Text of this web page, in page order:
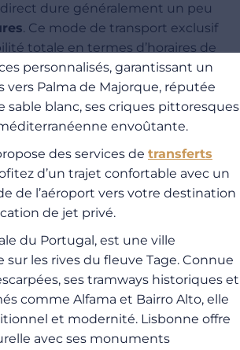
dure généralement un peu
. Ce mode de transport exclusif
totale en termes d’horaires de
personnalisés, garantissant un
vers Palma de Majorque, réputée
sable blanc, ses criques pittoresques
envoûtante.
des services de transferts
d’un trajet confortable avec un
de l’aéroport vers votre destination
de jet privé.
du Portugal, est une ville
les rives du fleuve Tage. Connue
ses tramways historiques et
comme Alfama et Bairro Alto, elle
et modernité. Lisbonne offre
avec ses monuments